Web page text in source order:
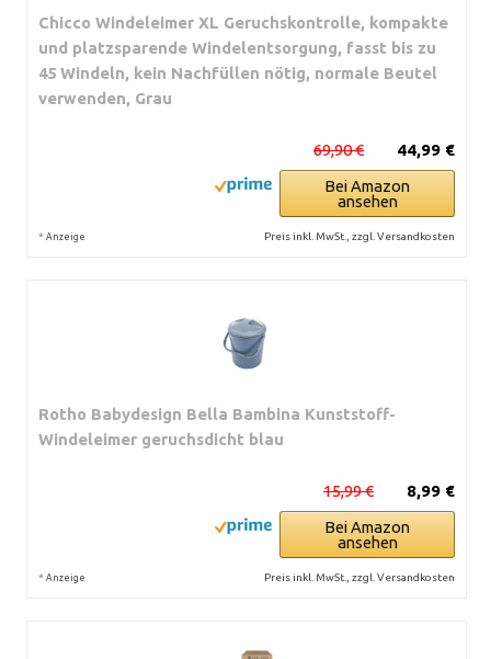
Chicco Windeleimer XL Geruchskontrolle, kompakte
und platzsparende Windelentsorgung, fasst bis zu
45 Windeln, kein Nachfüllen nötig, normale Beutel
verwenden, Grau
44,99 €
69,90 €
Bei Amazon
ansehen
* Anzeige Preis inkl. MwSt., zzgl. Versandkosten
Rotho Babydesign Bella Bambina Kunststoff-
Windeleimer geruchsdicht blau
8,99 €
15,99 €
Bei Amazon
ansehen
* Anzeige Preis inkl. MwSt., zzgl. Versandkosten